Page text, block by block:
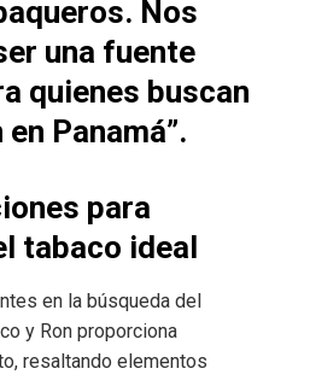
Nos
una fuente
quienes buscan
Panamá”.
para
tabaco ideal
en la búsqueda del
y Ron proporciona
resaltando elementos